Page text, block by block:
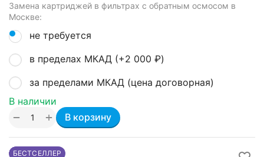
Замена картриджей в фильтрах с обратным осмосом в
Москве:
не требуется
в пределах МКАД (+2 000 ₽)
за пределами МКАД (цена договорная)
В наличии
+
− В корзину
БЕСТСЕЛЛЕР